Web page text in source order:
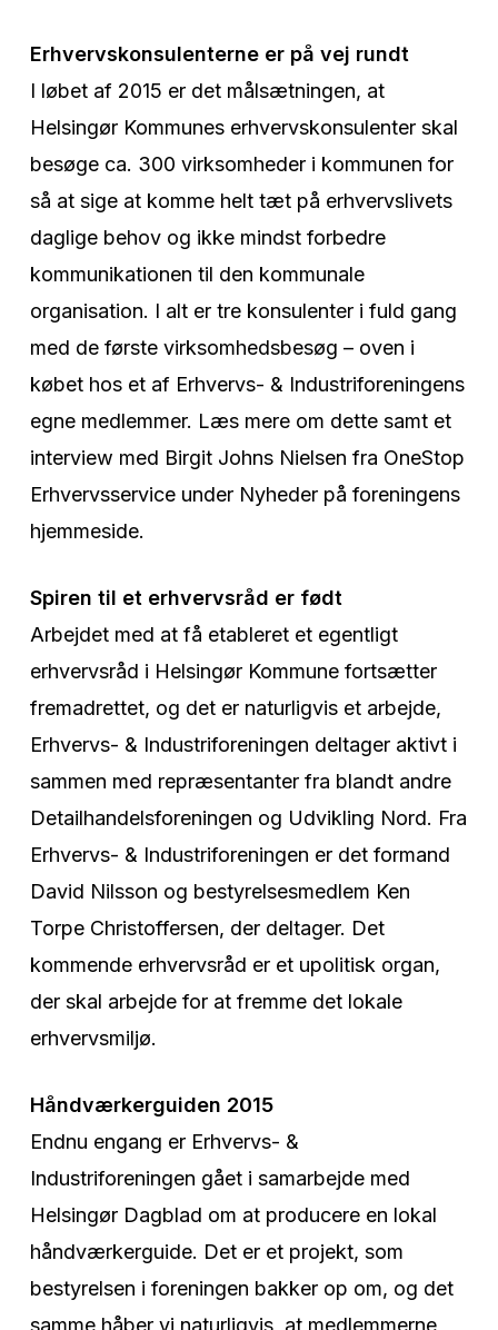
Erhvervskonsulenterne er på vej rundt
I løbet af 2015 er det målsætningen, at
Helsingør Kommunes erhvervskonsulenter skal
besøge ca. 300 virksomheder i kommunen for
så at sige at komme helt tæt på erhvervslivets
daglige behov og ikke mindst forbedre
kommunikationen til den kommunale
organisation. I alt er tre konsulenter i fuld gang
med de første virksomhedsbesøg – oven i
købet hos et af Erhvervs- & Industriforeningens
egne medlemmer. Læs mere om dette samt et
interview med Birgit Johns Nielsen fra OneStop
Erhvervsservice under Nyheder på foreningens
hjemmeside.
Spiren til et erhvervsråd er født
Arbejdet med at få etableret et egentligt
erhvervsråd i Helsingør Kommune fortsætter
fremadrettet, og det er naturligvis et arbejde,
Erhvervs- & Industriforeningen deltager aktivt i
sammen med repræsentanter fra blandt andre
Detailhandelsforeningen og Udvikling Nord. Fra
Erhvervs- & Industriforeningen er det formand
David Nilsson og bestyrelsesmedlem Ken
Torpe Christoffersen, der deltager. Det
kommende erhvervsråd er et upolitisk organ,
der skal arbejde for at fremme det lokale
erhvervsmiljø.
Håndværkerguiden 2015
Endnu engang er Erhvervs- &
Industriforeningen gået i samarbejde med
Helsingør Dagblad om at producere en lokal
håndværkerguide. Det er et projekt, som
bestyrelsen i foreningen bakker op om, og det
samme håber vi naturligvis, at medlemmerne